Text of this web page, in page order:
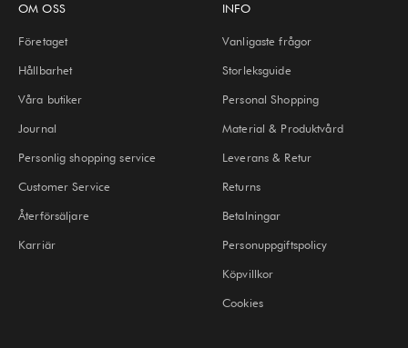
OM OSS
Företaget
Hållbarhet
Våra butiker
Journal
Personlig shopping service
Customer Service
Återförsäljare
Karriär
INFO
Vanligaste frågor
Storleksguide
Personal Shopping
Material & Produktvård
Leverans & Retur
Returns
Betalningar
Personuppgiftspolicy
Köpvillkor
Cookies